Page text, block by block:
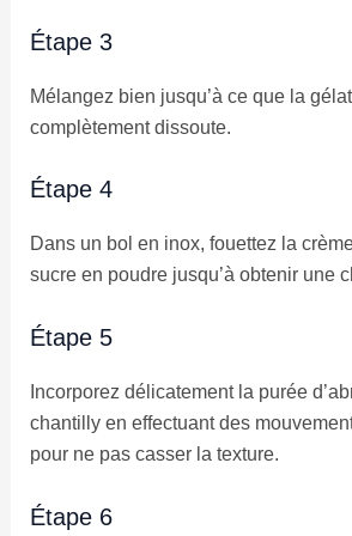
Étape 3
Mélangez bien jusqu’à ce que la
complètement dissoute.
Étape 4
Dans un bol en inox, fouettez la
sucre en poudre jusqu’à obtenir une
Étape 5
Incorporez délicatement la purée
chantilly en effectuant des
pour ne pas casser la texture.
Étape 6